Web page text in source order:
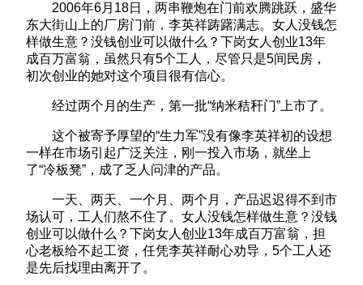
2006年6月18日，两串鞭炮在门前欢腾跳跃，盛华
东大街山上的厂房门前，李英祥踌躇满志。女人没钱怎
样做生意？没钱创业可以做什么？下岗女人创业13年
成百万富翁，虽然只有5个工人，尽管只是5间民房，
初次创业的她对这个项目很有信心。
经过两个月的生产，第一批“纳米秸秆门”上市了。
这个被寄予厚望的“生力军”没有像李英祥初的设想
一样在市场引起广泛关注，刚一投入市场，就坐上
了“冷板凳”，成了乏人问津的产品。
一天、两天、一个月、两个月，产品迟迟得不到市
场认可，工人们熬不住了。女人没钱怎样做生意？没钱
创业可以做什么？下岗女人创业13年成百万富翁，担
心老板给不起工资，任凭李英祥耐心劝导，5个工人还
是先后找理由离开了。